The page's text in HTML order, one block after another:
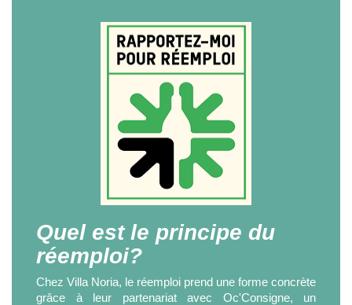
Quel est le principe du
réemploi?
Chez Villa Noria, le réemploi prend une forme concrète
grâce à leur partenariat avec Oc'Consigne, un